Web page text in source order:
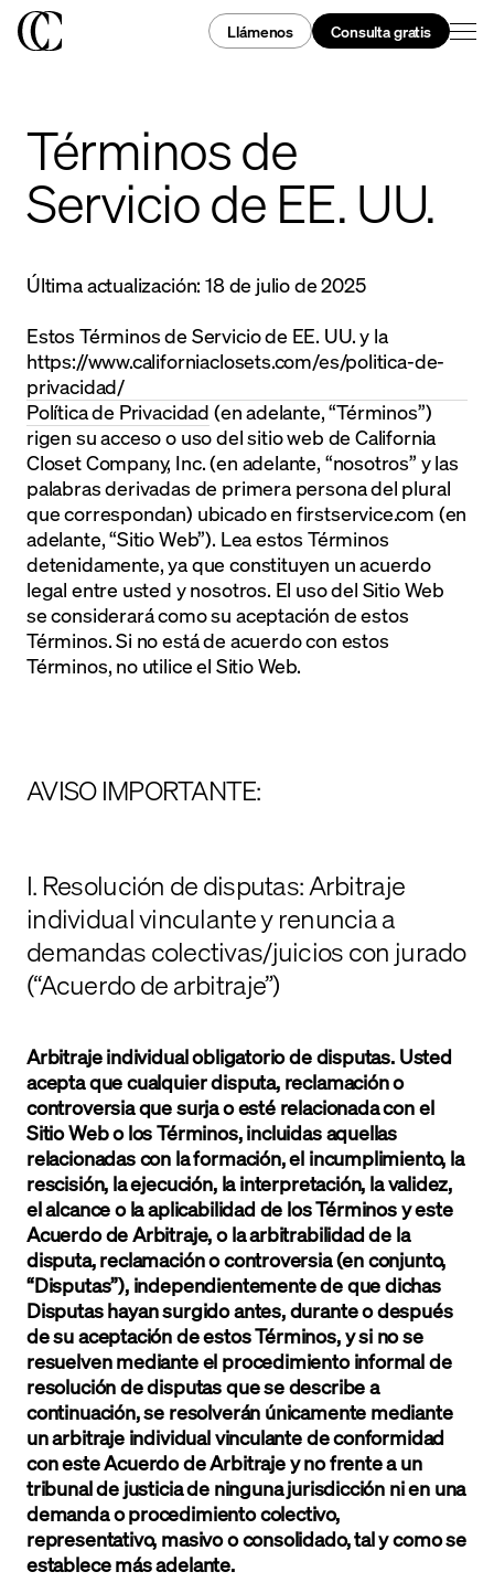
Llámenos Consulta gratis
Términos de
Servicio de EE. UU.
Última actualización: 18 de julio de 2025
Estos Términos de Servicio de EE. UU. y la
https://www.californiaclosets.com/es/politica-de-
privacidad/
Política de Privacidad (en adelante, “Términos”)
rigen su acceso o uso del sitio web de California
Closet Company, Inc. (en adelante, “nosotros” y las
palabras derivadas de primera persona del plural
que correspondan) ubicado en firstservice.com (en
adelante, “Sitio Web”). Lea estos Términos
detenidamente, ya que constituyen un acuerdo
legal entre usted y nosotros. El uso del Sitio Web
se considerará como su aceptación de estos
Términos. Si no está de acuerdo con estos
Términos, no utilice el Sitio Web.
AVISO IMPORTANTE:
I. Resolución de disputas: Arbitraje
individual vinculante y renuncia a
demandas colectivas/juicios con jurado
(“Acuerdo de arbitraje”)
Arbitraje individual obligatorio de disputas. Usted
acepta que cualquier disputa, reclamación o
controversia que surja o esté relacionada con el
Sitio Web o los Términos, incluidas aquellas
relacionadas con la formación, el incumplimiento, la
rescisión, la ejecución, la interpretación, la validez,
el alcance o la aplicabilidad de los Términos y este
Acuerdo de Arbitraje, o la arbitrabilidad de la
disputa, reclamación o controversia (en conjunto,
“Disputas”), independientemente de que dichas
Disputas hayan surgido antes, durante o después
de su aceptación de estos Términos, y si no se
resuelven mediante el procedimiento informal de
resolución de disputas que se describe a
continuación, se resolverán únicamente mediante
un arbitraje individual vinculante de conformidad
con este Acuerdo de Arbitraje y no frente a un
tribunal de justicia de ninguna jurisdicción ni en una
demanda o procedimiento colectivo,
representativo, masivo o consolidado, tal y como se
establece más adelante.